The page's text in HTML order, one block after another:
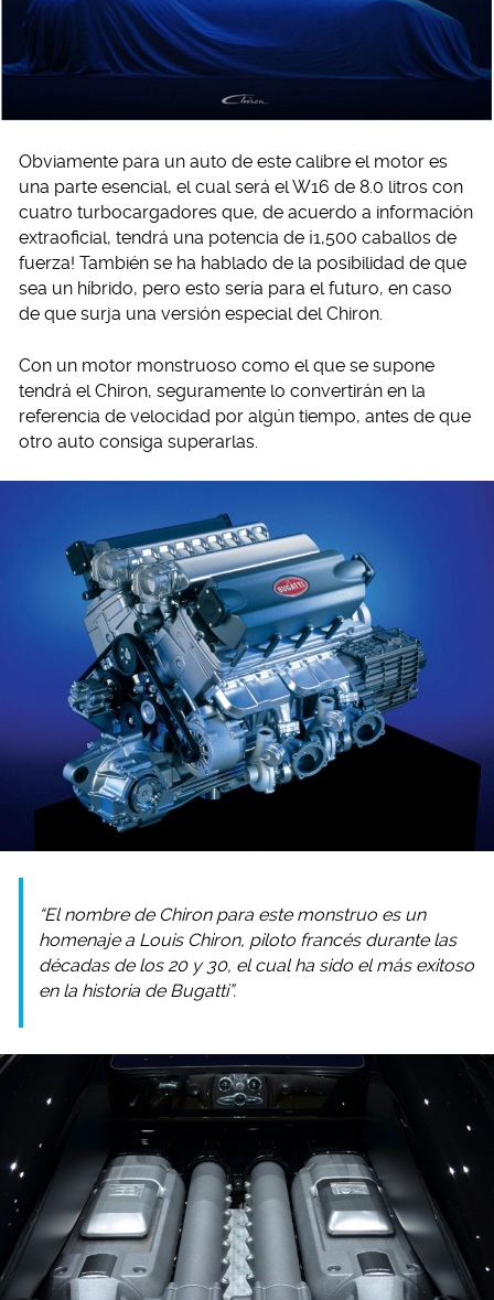
Obviamente para un auto de este calibre el motor es
una parte esencial, el cual será el W16 de 8.0 litros con
cuatro turbocargadores que, de acuerdo a información
extraoficial, tendrá una potencia de ¡1,500 caballos de
fuerza! También se ha hablado de la posibilidad de que
sea un híbrido, pero esto sería para el futuro, en caso
de que surja una versión especial del Chiron.
Con un motor monstruoso como el que se supone
tendrá el Chiron, seguramente lo convertirán en la
referencia de velocidad por algún tiempo, antes de que
otro auto consiga superarlas.
“El nombre de Chiron para este monstruo es un
homenaje a Louis Chiron, piloto francés durante las
décadas de los 20 y 30, el cual ha sido el más exitoso
en la historia de Bugatti”.